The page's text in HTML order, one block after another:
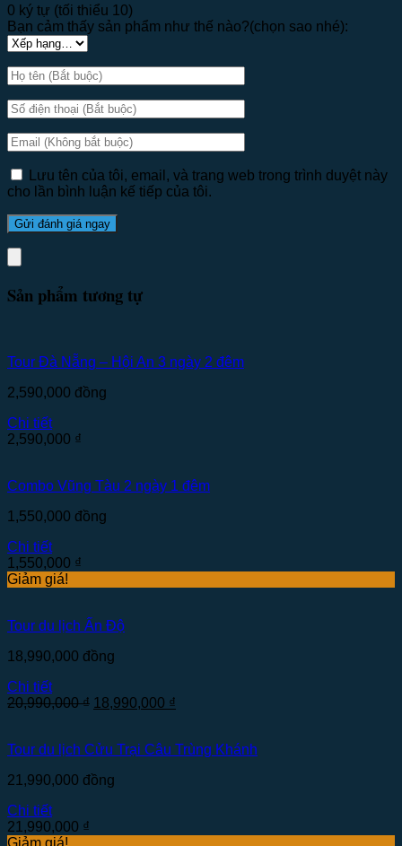
0 ký tự (tối thiểu 10)
Bạn cảm thấy sản phẩm như thế nào?(chọn sao nhé):
Lưu tên của tôi, email, và trang web trong trình duyệt này
cho lần bình luận kế tiếp của tôi.
Sản phẩm tương tự
Tour Đà Nẵng – Hội An 3 ngày 2 đêm
2,590,000 đồng
Chi tiết
2,590,000 ₫
Combo Vũng Tàu 2 ngày 1 đêm
1,550,000 đồng
Chi tiết
1,550,000 ₫
Giảm giá!
Tour du lịch Ấn Độ
18,990,000 đồng
Chi tiết
20,990,000₫ 18,990,000 ₫
Tour du lịch Cửu Trại Câu Trùng Khánh
21,990,000 đồng
Chi tiết
21,990,000 ₫